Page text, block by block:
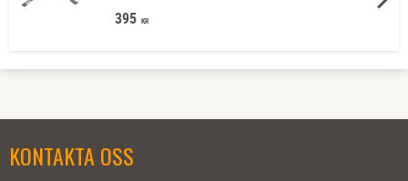
395 KR
KONTAKTA OSS